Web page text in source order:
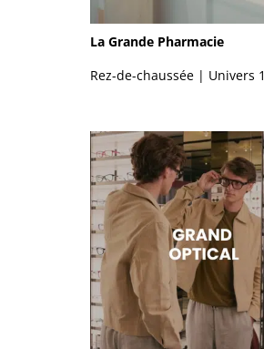
La Grande Pharmacie
Rez-de-chaussée | Univers 1